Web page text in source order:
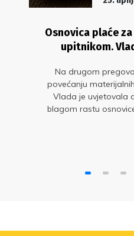
Osnovica plaće
upitnikom.
Na drugom
povećanju
Vlada je uvjetovala
blagom rastu